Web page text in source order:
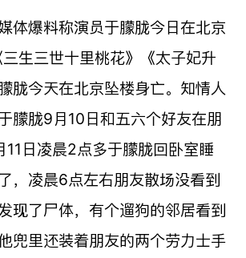
体爆料称演员于朦胧今日在北京
三生三世十里桃花》《太子妃升
胧今天在北京坠楼身亡。知情人
朦胧9月10日和五六个好友在朋
11日凌晨2点多于朦胧回卧室睡
，凌晨6点左右朋友散场没看到
现了尸体，有个遛狗的邻居看到
兜里还装着朋友的两个劳力士手